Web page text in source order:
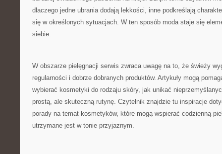
dlaczego jedne ubrania dodają lekkości, inne podkreślają
się w określonych sytuacjach. W ten sposób moda staje się
siebie.
W obszarze pielęgnacji serwis zwraca uwagę na to, że świeży
regularności i dobrze dobranych produktów. Artykuły mogą
wybierać kosmetyki do rodzaju skóry, jak unikać
prostą, ale skuteczną rutynę. Czytelnik znajdzie tu inspiracje
porady na temat kosmetyków, które mogą wspierać codzienną
utrzymane jest w tonie przyjaznym.